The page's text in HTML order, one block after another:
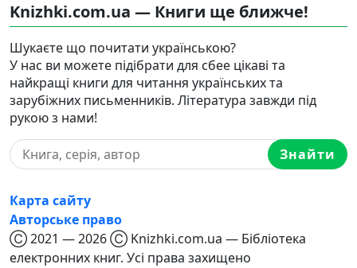
Knizhki.com.ua — Книги ще ближче!
Шукаєте що почитати українською?
У нас ви можете підібрати для сбее цікаві та
найкращі книги для читання українських та
зарубіжних письменників. Література завжди під
рукою з нами!
Знайти
Карта сайту
Авторське право
Ⓒ 2021 — 2026 Ⓒ Knizhki.com.ua — Бібліотека
електронних книг. Усі права захищено